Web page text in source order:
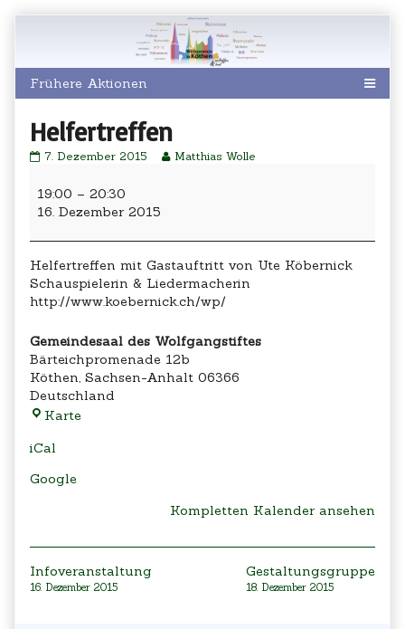
Helfertreffen
Helfertreffen
7. Dezember 2015
Read
of
Matthias Wolle
19:00 – 20:30
16. Dezember 2015
Helfertreffen mit Gastauftritt von Ute Köbernick
Schauspielerin & Liedermacherin
http://www.koebernick.ch/wp/
Gemeindesaal des Wolfgangstiftes
Bärteichpromenade 12b
Köthen, Sachsen-Anhalt 06366
Deutschland
Karte
iCal
Google
Kompletten Kalender ansehen
Beitragsnavigation
Infoveranstaltung
16. Dezember 2015
Gestaltungsgruppe
18. Dezember 2015